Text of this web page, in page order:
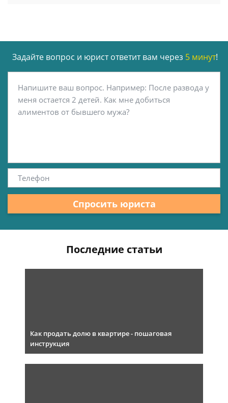
Задайте вопрос и юрист ответит вам через 5 минут!
Спросить юриста
Последние статьи
Как продать долю в квартире - пошаговая
инструкция